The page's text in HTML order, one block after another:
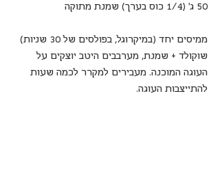
50 ג' (1/4 כוס בערך) שמנת מתוקה
ממיסים יחד (במיקרוגל, בפולסים של 30 שניות)
שוקולד + שמנת, מערבבים היטב יוצקים על
העוגה המוכנה. מעבירים למקרר לכמה שעות
להתייצבות העוגה.